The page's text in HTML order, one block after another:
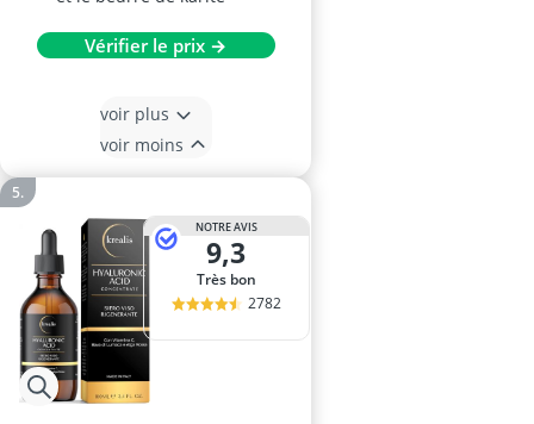
Vérifier le prix →
voir plus
voir moins
NOTRE AVIS
9,3
Très bon
2782